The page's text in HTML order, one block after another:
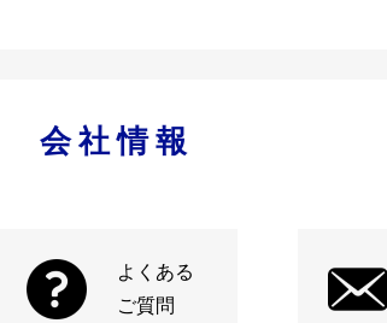
会社情報
よくある
ご質問